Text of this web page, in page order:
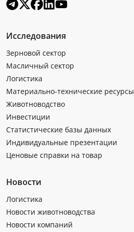
Исследования
Зерновой сектор
Масличный сектор
Логистика
Материально-технические ресурсы
Животноводство
Инвестиции
Статистические базы данных
Индивидуальные презентации
Ценовые справки на товар
Новости
Логистика
Новости животноводства
Новости компаний